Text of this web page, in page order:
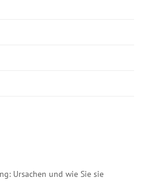
Ursachen und wie Sie sie